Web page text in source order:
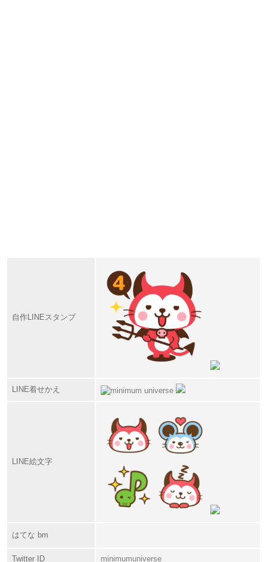
自作LINEスタンプ
LINE着せかえ
LINE絵文字
はてな bm
Twitter ID minimumuniverse